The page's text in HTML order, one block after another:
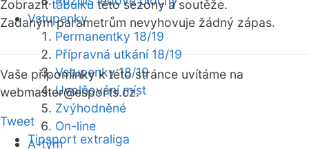
Vstupenky
Permanentky 18/19
Přípravná utkání 18/19
Vstupenky 18/19
Uvolňování míst
Zvýhodněné
On-line
A-tým
Zobrazittabulku této sezóny a soutěže.
Zadaným parametrům nevyhovuje žádný zápas.
Vaše připomínky k této stránce uvítáme na
webmaster@esports.cz.
Tweet
Tipsport extraliga